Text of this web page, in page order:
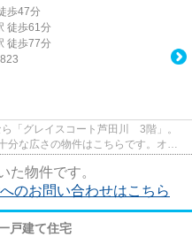
歩47分
徒歩61分
徒歩77分
「グレイスコート芦田川 3階」。
分な広さの物件はこちらです。オー
た物件です。
のお問い合わせはこちら
戸建て住宅